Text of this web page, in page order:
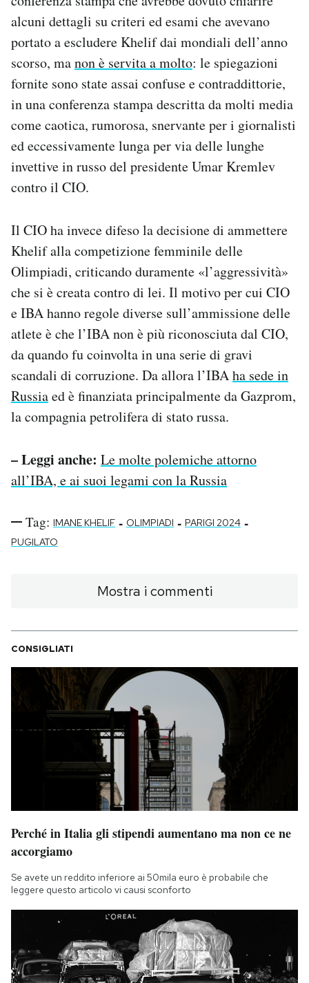
alcuni dettagli su criteri ed esami che avevano
portato a escludere Khelif dai mondiali dell’anno
scorso, manon è servita a molto: le spiegazioni
fornite sono state assai confuse e contraddittorie,
in una conferenza stampa descritta da molti media
come caotica, rumorosa, snervante per i giornalisti
ed eccessivamente lunga per via delle lunghe
invettive in russo del presidente Umar Kremlev
contro il CIO.
Il CIO ha invece difeso la decisione di ammettere
Khelif alla competizione femminile delle
Olimpiadi, criticando duramente «l’aggressività»
che si è creata contro di lei. Il motivo per cui CIO
e IBA hanno regole diverse sull’ammissione delle
atlete è che l’IBA non è più riconosciuta dal CIO,
da quando fu coinvolta in una serie di gravi
scandali di corruzione. Da allora l’IBAha sede in
Russiaed è finanziata principalmente da Gazprom,
la compagnia petrolifera di stato russa.
– Leggi anche: Le molte polemiche attorno
all’IBA, e ai suoi legami con la Russia
Tag: IMANE KHELIF - OLIMPIADI - PARIGI 2024 -
PUGILATO
Mostra i commenti
CONSIGLIATI
Perché in Italia gli stipendi aumentano ma non ce ne
accorgiamo
Se avete un reddito inferiore ai 50mila euro è probabile che
leggere questo articolo vi causi sconforto